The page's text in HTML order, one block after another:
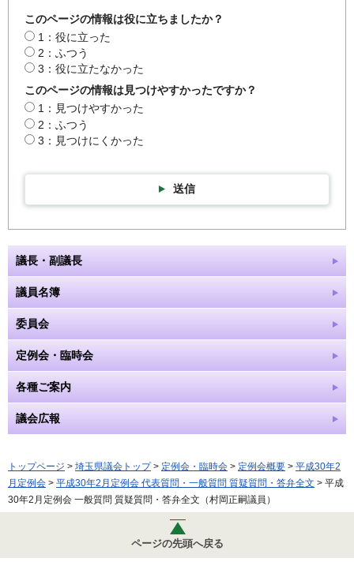
このページの情報は役に立ちましたか？
1：役に立った
2：ふつう
3：役に立たなかった
このページの情報は見つけやすかったですか？
1：見つけやすかった
2：ふつう
3：見つけにくかった
送信
議長・副議長
議員名簿
委員会
定例会・臨時会
各種ご案内
議会広報
トップページ > 埼玉県議会トップ> 定例会・臨時会 > 定例会概要 > 平成30年2
月定例会 > 平成30年2月定例会 代表質問・一般質問 質疑質問・答弁全文 > 平成
30年2月定例会 一般質問 質疑質問・答弁全文（村岡正嗣議員）
ページの先頭へ戻る